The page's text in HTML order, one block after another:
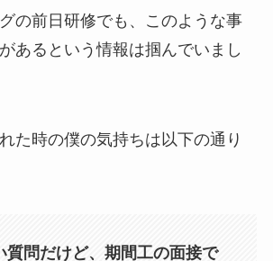
の前日研修でも、このような事
あるという情報は掴んでいまし
た時の僕の気持ちは以下の通り
質問だけど、期間工の面接で